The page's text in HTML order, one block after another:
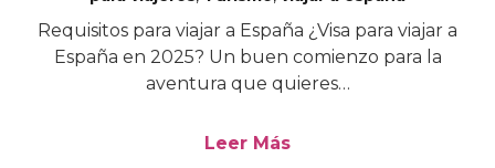
Requisitos para viajar a España ¿Visa para viajar a
España en 2025? Un buen comienzo para la
aventura que quieres…
Leer Más